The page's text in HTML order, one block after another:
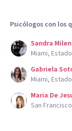
Psicólogos con los
Sandra
Miami,
Gabriela
Miami,
Maria De
San